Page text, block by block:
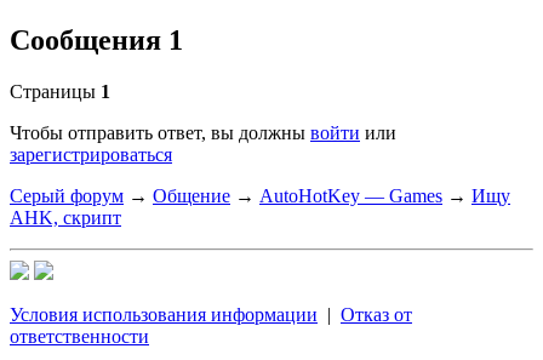
Сообщения 1
Страницы 1
Чтобы отправить ответ, вы должны войти или
зарегистрироваться
Серый форум → Общение → AutoHotKey — Games → Ищу
AHK, скрипт
Условия использования информации | Отказ от
ответственности